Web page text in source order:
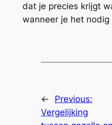
dat je precies krijgt
wanneer je het nodig
←
Previous:
Vergelijking